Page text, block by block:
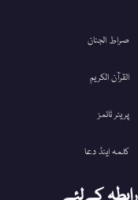
صراط الجنان
القرآن الکریم
پریئر ٹائمز
کلمہ اینڈ دعا